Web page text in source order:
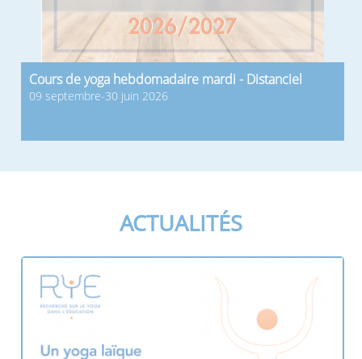
Cours de yoga hebdomadaire mardi - Distanciel
09 septembre-30 juin 2026
ACTUALITÉS